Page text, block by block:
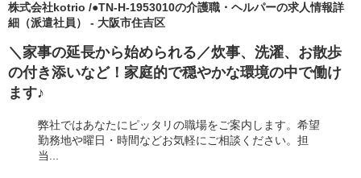
株式会社kotrio /●TN-H-1953010の介護職・ヘルパーの求人情報詳
細（派遣社員） - 大阪市住吉区
＼家事の延長から始められる／炊事、洗濯、お散歩
の付き添いなど！家庭的で穏やかな環境の中で働け
ます♪
弊社ではあなたにピッタリの職場をご案内します。希望
勤務地や曜日・時間などお気軽にご相談ください。担
当...